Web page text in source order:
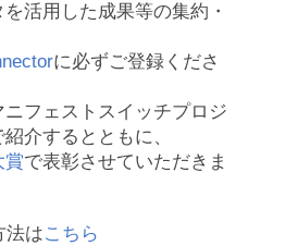
活用した成果等の集約・
に必ずご登録くださ
フェストスイッチプロジ
介するとともに、
賞で表彰させていただきま
はこちら